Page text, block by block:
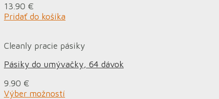
13.90 €
Pridať do košíka
Cleanly pracie pásiky
Pásiky do umývačky, 64 dávok
9.90 €
Výber možností